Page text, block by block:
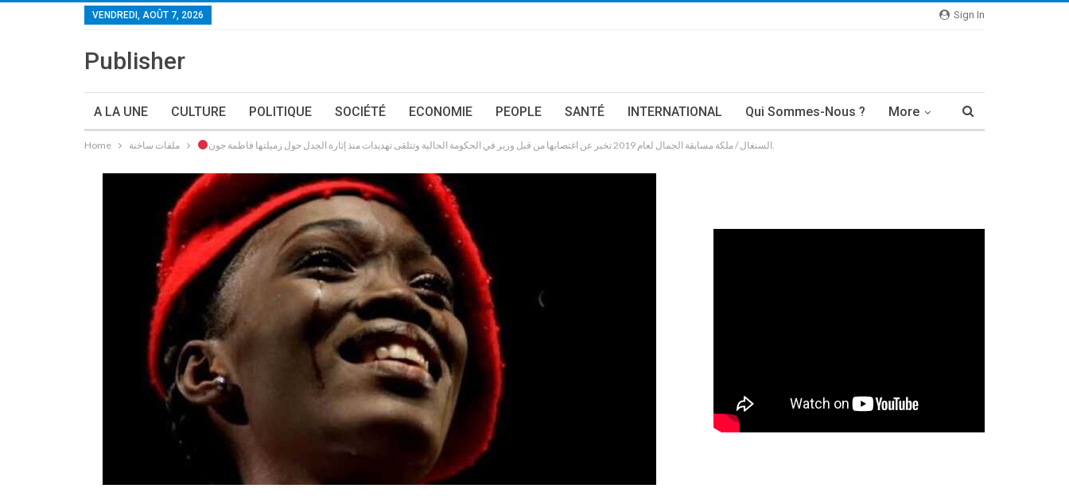
Sign In
VENDREDI, AOÛT 7, 2026
Publisher
A LA UNE CULTURE POLITIQUE SOCIÉTÉ ECONOMIE PEOPLE SANTÉ INTERNATIONAL Qui Sommes-Nous ? More
Home ملفات ساخنة السنغال / ملكة مسابقة الجمال لعام 2019 تخبر عن اغتصابها من قبل وزير في الحكومة الحالية وتتلقى تهديدات منذ إثارة الجدل حول زميلتها فاطمة جون.